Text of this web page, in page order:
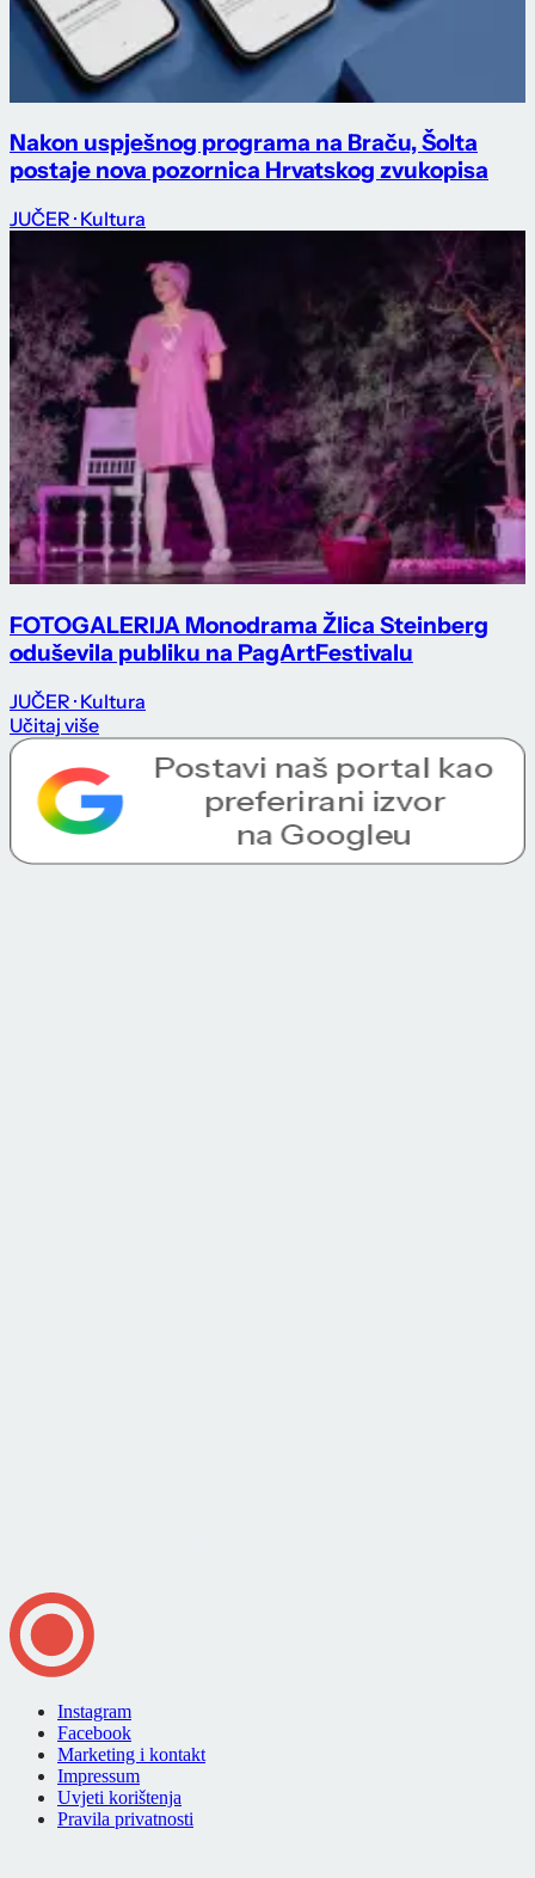
Nakon uspješnog programa na Braču, Šolta
postaje nova pozornica Hrvatskog zvukopisa
JUČER · Kultura
FOTOGALERIJA Monodrama Žlica Steinberg
oduševila publiku na PagArtFestivalu
JUČER · Kultura
Učitaj više
Instagram
Facebook
Marketing i kontakt
Impressum
Uvjeti korištenja
Pravila privatnosti